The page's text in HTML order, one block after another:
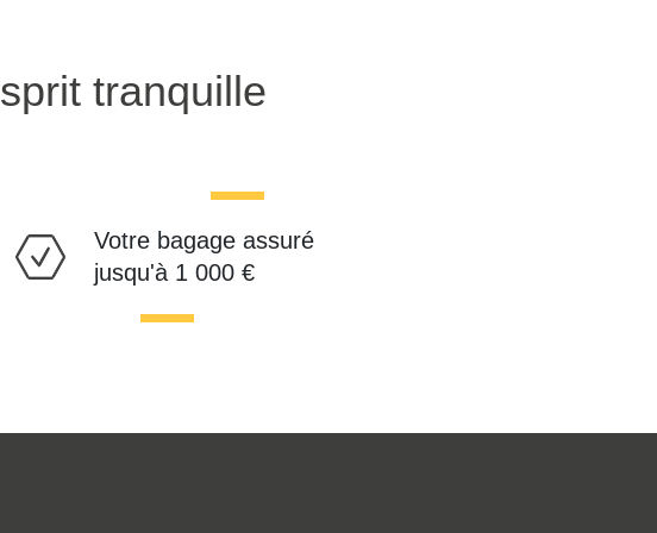
tranquille
Votre bagage assuré
jusqu'à 1 000 €